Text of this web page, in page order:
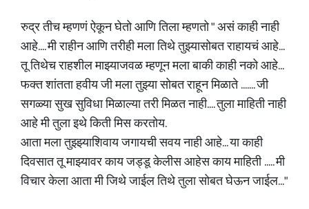
रुद्र तीच म्हणणं ऐकून घेतो आणि तिला म्हणतो " असं काही नाही
आहे.... मी राहीन आणि तरीही मला तिथे तुझ्यासोबत राहायचं आहे...
तू तिथेच राहशील माझ्याजवळ म्हणून मला बाकी काही नको आहे...
फक्त शांतता हवीय जी मला तुझ्या सोबत राहून मिळाते ....... जी
सगळ्या सुख सुविधा मिळाल्या तरी मिळत नाही.... तुला माहिती नाही
आहे मी तुला इथे किती मिस करतोय.
आता मला तुझ्झ्याशिवाय जगायची सवय नाही आहे... या काही
दिवसात तू माझ्यावर काय जड्डू केलीस आहेस काय माहिती ..... मी
विचार केला आता मी जिथे जाईल तिथे तुला सोबत घेऊन जाईल..."